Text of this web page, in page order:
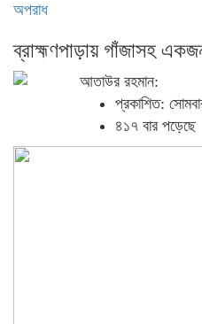
অপরাধ
ব্রাহ্মণপাড়ায় গাঁজাসহ
আতাউর রহমান:
প্রকাশিত:
৪১৭ বার পড়েছে